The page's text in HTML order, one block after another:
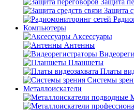
Защита
Защита
Компьютеры
Аксессуары
Антенны
Планшеты
Платы
Системы
Металлоискатели